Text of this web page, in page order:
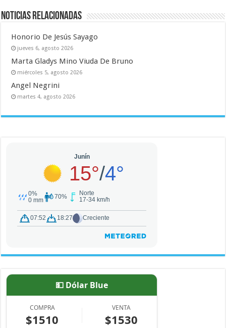
Noticias relacionadas
Honorio De Jesús Sayago
jueves 6, agosto 2026
Marta Gladys Mino Viuda De Bruno
miércoles 5, agosto 2026
Angel Negrini
martes 4, agosto 2026
💵 Dólar Blue
COMPRA
$1510
VENTA
$1530